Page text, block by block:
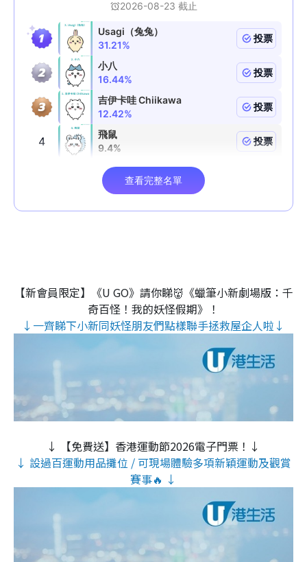
【新會員限定】《U GO》請你睇👹《蠟筆小新劇場版：千
奇百怪！我的妖怪假期》！
↓一齊睇下小新同妖怪朋友們點樣聯手拯救屋企人啦↓
↓ 【免費送】香港運動節2026電子門票！↓
↓ 設過百運動用品攤位 / 可現場體驗多項新穎運動及觀賞
賽事🔥 ↓